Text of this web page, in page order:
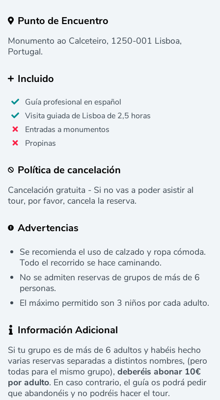
Punto de Encuentro
Monumento ao Calceteiro, 1250-001 Lisboa,
Portugal.
Incluido
Guía profesional en español
Visita guiada de Lisboa de 2,5 horas
Entradas a monumentos
Propinas
Política de cancelación
Cancelación gratuita - Si no vas a poder asistir al
tour, por favor, cancela la reserva.
Advertencias
Se recomienda el uso de calzado y ropa cómoda.
Todo el recorrido se hace caminando.
No se admiten reservas de grupos de más de 6
personas.
El máximo permitido son 3 niños por cada adulto.
Información Adicional
Si tu grupo es de más de 6 adultos y habéis hecho
varias reservas separadas a distintos nombres, (pero
todas para el mismo grupo), deberéis abonar 10€
por adulto. En caso contrario, el guía os podrá pedir
que abandonéis y no podréis hacer el tour.